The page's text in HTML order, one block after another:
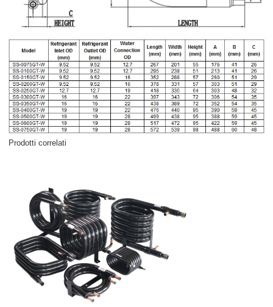
Prodotti correlati